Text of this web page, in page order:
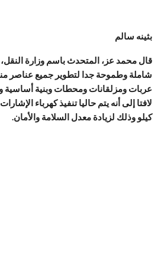
بثينه سالم
قال محمد عز، المتحدث باسم وزارة
شاملة وطموحة جدا لتطوير جميع عناصر
عربات ومزلقانات ومحطات وبنية أساسية
كيلو وذلك لزيادة معدل السلامة والأمان.